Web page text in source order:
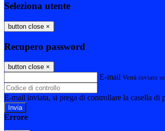
Seleziona utente
button close ×
Recupero password
button close ×
E-mail Verrà inviato
E-mail inviata, si prega di controllare la casella di
Errore